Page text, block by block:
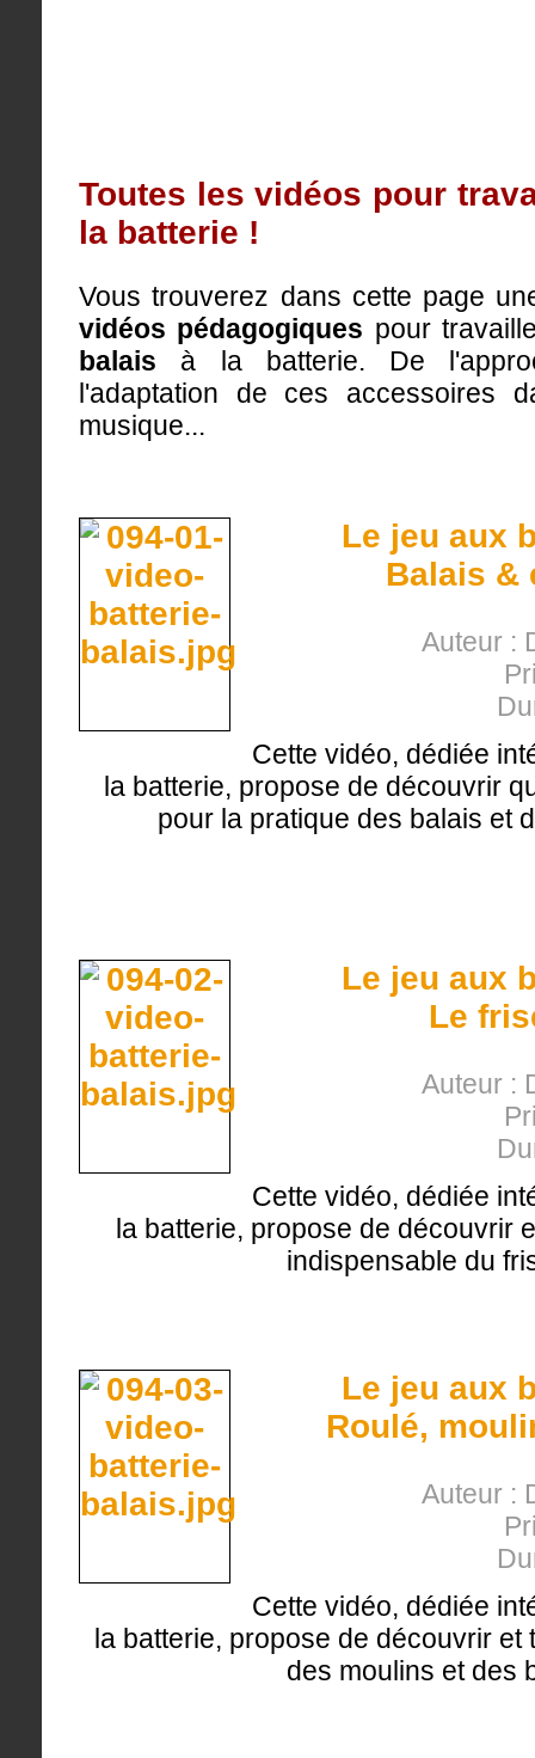
Toutes les vidéos pour
la batterie !
Vous trouverez dans cette page
vidéos pédagogiques pour
balais à la batterie. De
l'adaptation de ces accessoires
musique...
Le jeu aux
Balais &
Auteur :
Cette vidéo, dédiée
la batterie, propose de découvrir
pour la pratique des balais et
Le jeu aux
Le
Auteur :
Cette vidéo, dédiée
la batterie, propose de découvrir
indispensable du
Le jeu aux
Roulé,
Auteur :
Cette vidéo, dédiée
la batterie, propose de découvrir
des moulins et des